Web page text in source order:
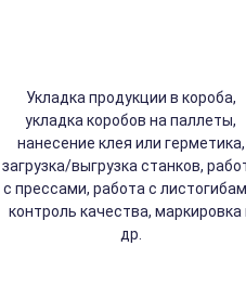
Укладка продукции в короба,
укладка коробов на паллеты,
нанесение клея или герметика,
загрузка/выгрузка станков,
с прессами, работа с
контроль качества, маркировка
др.